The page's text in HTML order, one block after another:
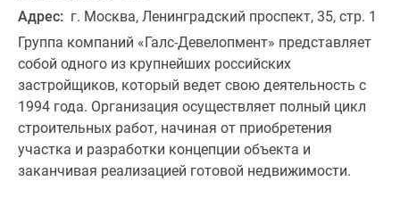
Адрес: г. Москва, Ленинградский проспект, 35, стр. 1
Группа компаний «Галс-Девелопмент» представляет
собой одного из крупнейших российских
застройщиков, который ведет свою деятельность с
1994 года. Организация осуществляет полный цикл
строительных работ, начиная от приобретения
участка и разработки концепции объекта и
заканчивая реализацией готовой недвижимости.